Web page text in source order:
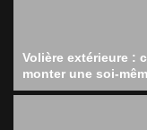
Volière extérieure :
monter une soi-